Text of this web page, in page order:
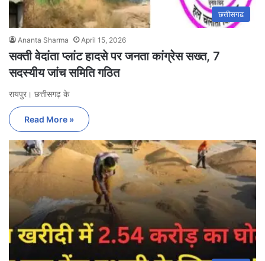
छत्तीसगढ
Ananta Sharma April 15, 2026
सक्ती वेदांता प्लांट हादसे पर जनता कांग्रेस सख्त, 7
सदस्यीय जांच समिति गठित
रायपुर। छत्तीसगढ़ के
Read More »